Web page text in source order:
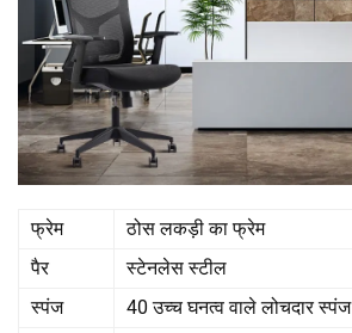
फ्रेम
ठोस लकड़ी का फ्रेम
पैर
स्टेनलेस स्टील
स्पंज
40 उच्च घनत्व वाले लोचदार स्पंज